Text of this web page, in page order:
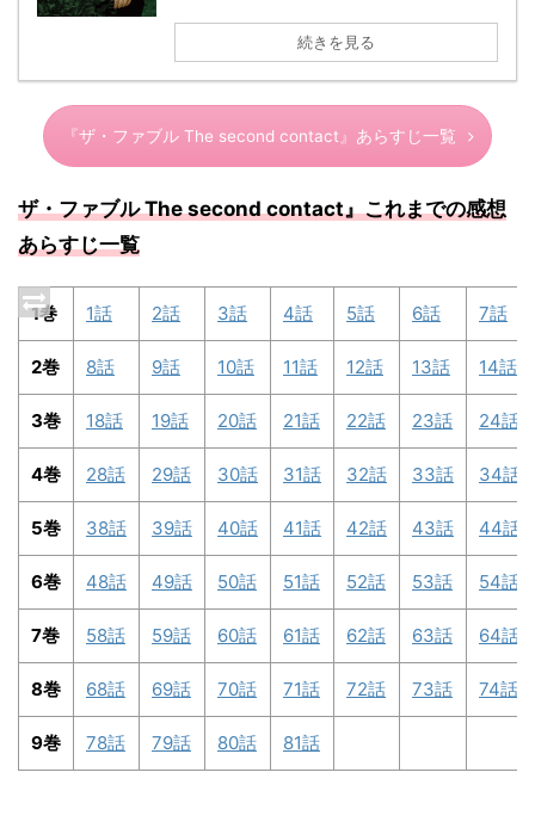
続きを見る
『ザ・ファブル The second contact』あらすじ一覧
ザ・ファブル The second contact』これまでの感想
あらすじ一覧
1巻 1話 2話 3話 4話 5話 6話 7話
2巻 8話 9話 10話 11話 12話 13話 14話
3巻 18話 19話 20話 21話 22話 23話 24話
4巻 28話 29話 30話 31話 32話 33話 34話
5巻 38話 39話 40話 41話 42話 43話 44話
6巻 48話 49話 50話 51話 52話 53話 54話
7巻 58話 59話 60話 61話 62話 63話 64話
8巻 68話 69話 70話 71話 72話 73話 74話
9巻 78話 79話 80話 81話